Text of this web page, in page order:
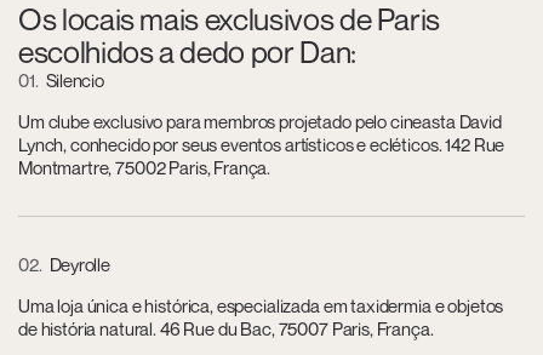
Os locais mais exclusivos de Paris
escolhidos a dedo por Dan:
01 Silencio
Um clube exclusivo para membros projetado pelo cineasta David
Lynch, conhecido por seus eventos artísticos e ecléticos. 142 Rue
Montmartre, 75002 Paris, França.
02 Deyrolle
Uma loja única e histórica, especializada em taxidermia e objetos
de história natural. 46 Rue du Bac, 75007 Paris, França.